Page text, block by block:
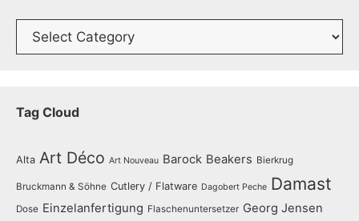
Catalogue
Tag Cloud
Alta Art Déco Art Nouveau Barock Beakers Bierkrug
Bruckmann & Söhne Cutlery / Flatware Dagobert Peche Damast
Dose Einzelanfertigung Flaschenuntersetzer Georg Jensen